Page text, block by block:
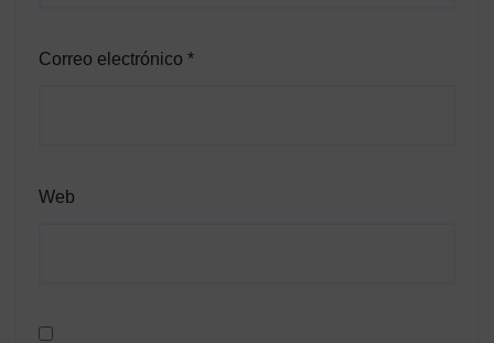
Correo electrónico *
Web